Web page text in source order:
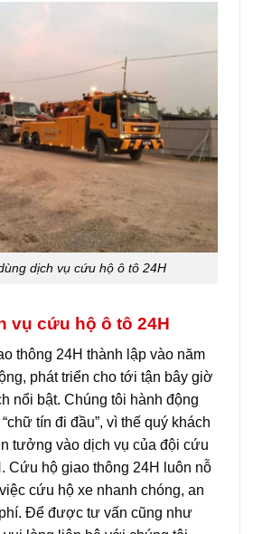
dịch vụ cứu hộ ô tô 24H
vụ cứu hộ ô tô 24H
thông 24H thành lập vào năm
phát triển cho tới tận bây giờ
nổi bật. Chúng tôi hành động
tín đi đầu”, vì thế quý khách
tưởng vào dịch vụ của đội cứu
Cứu hộ giao thông 24H luôn nỗ
cứu hộ xe nhanh chóng, an
Để được tư vấn cũng như